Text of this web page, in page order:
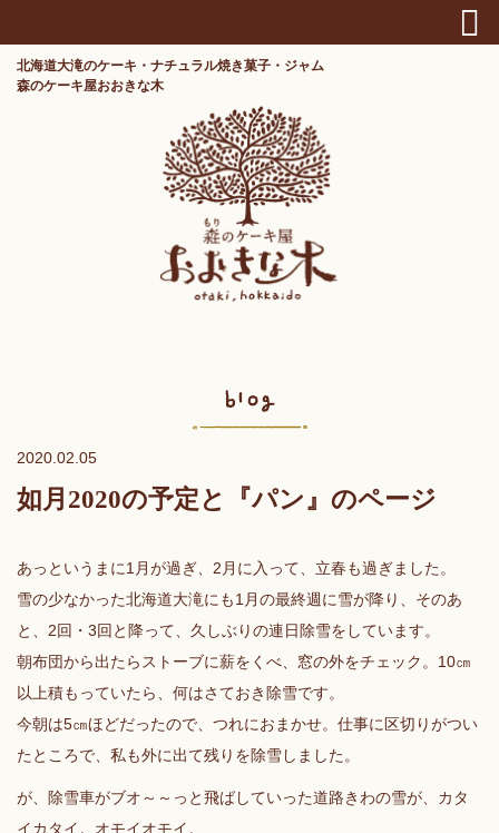
北海道大滝のケーキ・ナチュラル焼き菓子・ジャム
森のケーキ屋おおきな木
2020.02.05
如月2020の予定と『パン』のページ
あっというまに1月が過ぎ、2月に入って、立春も過ぎました。
雪の少なかった北海道大滝にも1月の最終週に雪が降り、そのあ
と、2回・3回と降って、久しぶりの連日除雪をしています。
朝布団から出たらストーブに薪をくべ、窓の外をチェック。10㎝
以上積もっていたら、何はさておき除雪です。
今朝は5㎝ほどだったので、つれにおまかせ。仕事に区切りがつい
たところで、私も外に出て残りを除雪しました。
が、除雪車がブオ～～っと飛ばしていった道路きわの雪が、カタ
イカタイ。オモイオモイ。